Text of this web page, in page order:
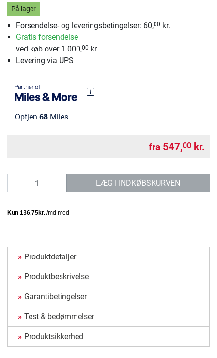
På lager
Forsendelse- og leveringsbetingelser: 60,00 kr.
Gratis forsendelse
ved køb over 1.000,00 kr.
Levering via UPS
Optjen 68 Miles.
fra 547,00 kr.
LÆG I INDKØBSKURVEN
Produktdetaljer
Produktbeskrivelse
Garantibetingelser
Test & bedømmelser
Produktsikkerhed